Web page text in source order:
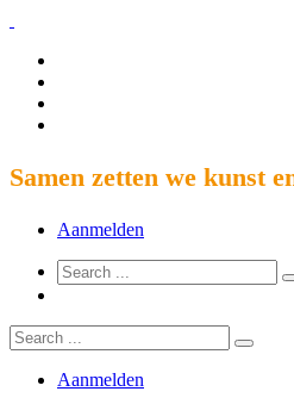
Samen zetten we kunst
Aanmelden
Aanmelden